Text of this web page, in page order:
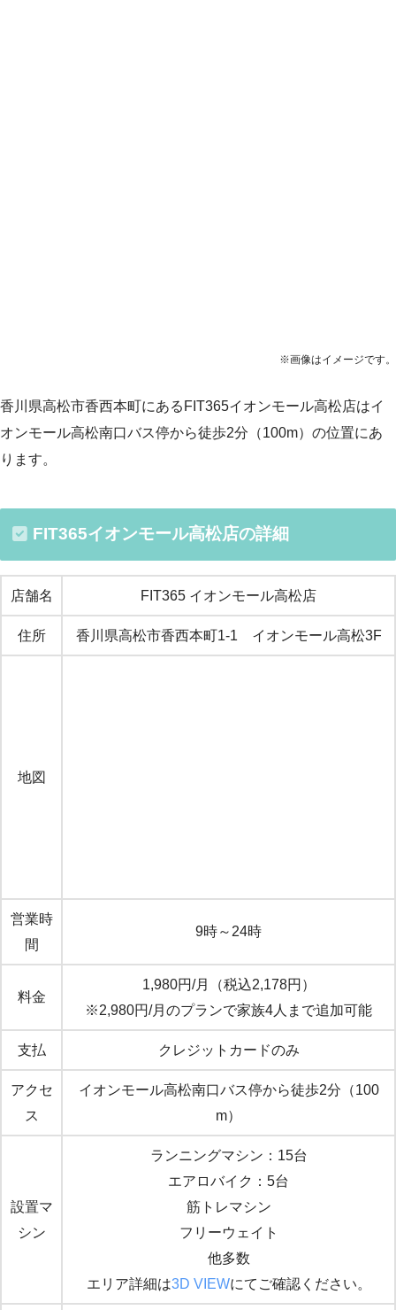
※画像はイメージです。
香川県高松市香西本町にあるFIT365イオンモール高松店はイ
オンモール高松南口バス停から徒歩2分（100m）の位置にあ
ります。
FIT365イオンモール高松店の詳細
店舗名 FIT365 イオンモール高松店
住所 香川県高松市香西本町1-1 イオンモール高松3F
地図
営業時
間
9時～24時
料金
1,980円/月（税込2,178円）
※2,980円/月のプランで家族4人まで追加可能
支払 クレジットカードのみ
アクセ
ス
イオンモール高松南口バス停から徒歩2分（100
m）
設置マ
シン
ランニングマシン：15台
エアロバイク：5台
筋トレマシン
フリーウェイト
他多数
エリア詳細は3D VIEWにてご確認ください。